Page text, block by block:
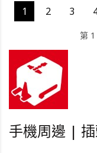
1 2 3
第
手機周邊 |